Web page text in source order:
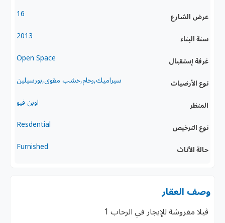
عرض الشارع 16
سنة البناء 2013
غرفة إستقبال Open Space
نوع الأرضيات سيراميك,رخام,خشب مقوى,بورسيلين
المنظر اوبن فيو
نوع الترخيص Resdential
حالة الأثاث Furnished
وصف العقار
ڤيلا مفروشة للإيجار في الرحاب 1